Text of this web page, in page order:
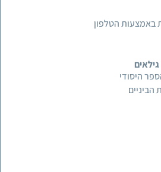
באמצעות הטלפון
היסודי
הביניים